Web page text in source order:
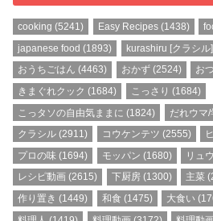
cooking (5241) Easy Recipes(1438)
japanese food (1893) kurashiru [クラシル]
おうちごはん (4463) おかず(2524) お
きまぐれクック (1684) こっさり (1684)
こっタソの自由気ままに (1824) だれウマ
クラシル (2911) コウケンテツ (2555)
プロの味 (1694) モッパン (1680) リュ
レシピ動画 (2615) 下厨房(1300) 主菜
作り置き (1449) 和食 (1475) 大食い